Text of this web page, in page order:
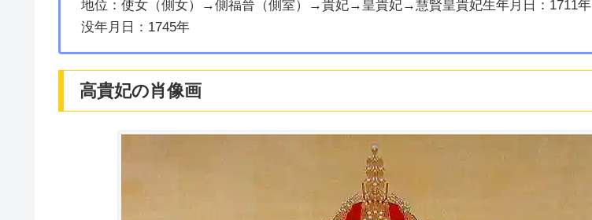
地位：使女（側女）→側福晉（側室）→貴妃→皇貴妃→慧賢皇貴妃生年月日：1711年
没年月日：1745年
高貴妃の肖像画